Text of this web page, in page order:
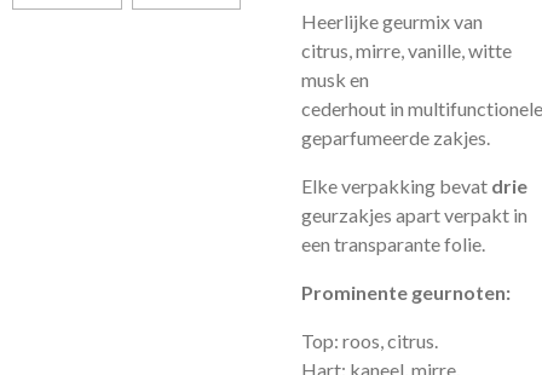
Heerlijke geurmix van
citrus, mirre, vanille, witte
musk en
cederhout in multifunctionele
geparfumeerde zakjes.
Elke verpakking bevat drie
geurzakjes apart verpakt in
een transparante folie.
Prominente geurnoten:
Top: roos, citrus.
Hart: kaneel, mirre.